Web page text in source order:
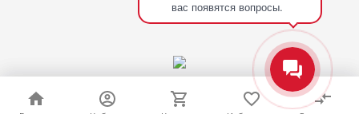
вас появятся вопросы.
© 2026 Корунд, Все права защищены